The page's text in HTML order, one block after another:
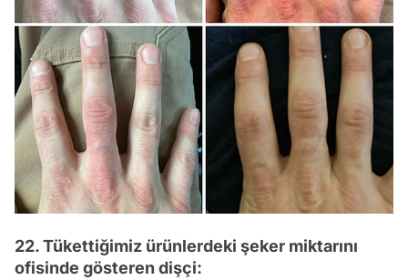
22. Tükettiğimiz ürünlerdeki şeker miktarını
ofisinde gösteren dişçi: